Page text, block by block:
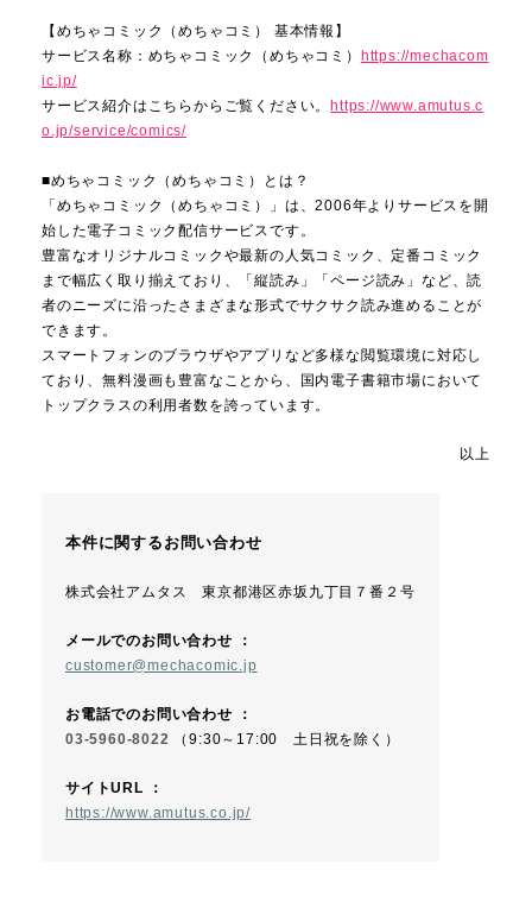
【めちゃコミック（めちゃコミ） 基本情報】
サービス名称：めちゃコミック（めちゃコミ） https://mechacom
ic.jp/
サービス紹介はこちらからご覧ください。https://www.amutus.c
o.jp/service/comics/
■めちゃコミック（めちゃコミ）とは？
「めちゃコミック（めちゃコミ）」は、2006年よりサービスを開
始した電子コミック配信サービスです。
豊富なオリジナルコミックや最新の人気コミック、定番コミック
まで幅広く取り揃えており、「縦読み」「ページ読み」など、読
者のニーズに沿ったさまざまな形式でサクサク読み進めることが
できます。
スマートフォンのブラウザやアプリなど多様な閲覧環境に対応し
ており、無料漫画も豊富なことから、国内電子書籍市場において
トップクラスの利用者数を誇っています。
以上
本件に関するお問い合わせ
株式会社アムタス 東京都港区赤坂九丁目７番２号
メールでのお問い合わせ ：
customer@mechacomic.jp
お電話でのお問い合わせ ：
03-5960-8022
（9:30～17:00 土日祝を除く）
サイトURL ：
https://www.amutus.co.jp/